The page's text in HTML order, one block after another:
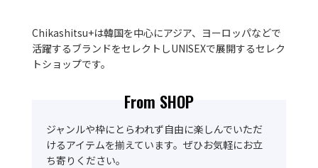
Chikashitsu+は韓国を中心にアジア、ヨーロッパなどで
活躍するブランドをセレクトしUNISEXで展開するセレク
トショップです。
From SHOP
ジャンルや枠にとらわれず自由に楽しんでいただ
けるアイテムを揃えています。ぜひお気軽にお立
ち寄りください。